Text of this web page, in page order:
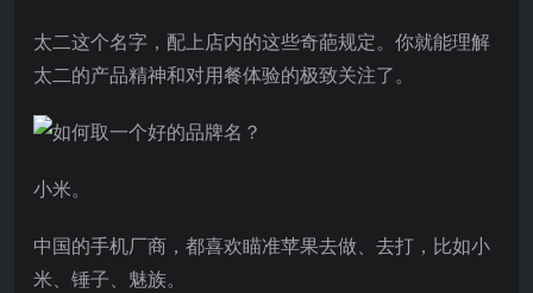
太二这个名字，配上店内的这些奇葩规定。你就能理解
太二的产品精神和对用餐体验的极致关注了。
小米。
中国的手机厂商，都喜欢瞄准苹果去做、去打，比如小
米、锤子、魅族。